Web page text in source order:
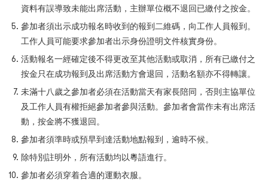
資料有誤導致未能出席活動，主辦單位概不退回已繳付之按金。
參加者須出示成功報名時收到的報到二維碼，向工作人員報到。
工作人員可能要求參加者出示身份證明文件核實身份。
活動報名一經確定後不得更改至其他活動或取消，所有已繳付之
按金只在成功報到及出席活動方會退回，活動名額亦不得轉讓。
未滿十八歲之參加者必須在活動當天有家長陪同，否則主協單位
及工作人員有權拒絕參加者參與活動。參加者會當作未有出席活
動，按金將不獲退回。
參加者須準時或預早到達活動地點報到，逾時不候。
除特別註明外，所有活動均以粵語進行。
參加者必須穿着合適的運動衣服。